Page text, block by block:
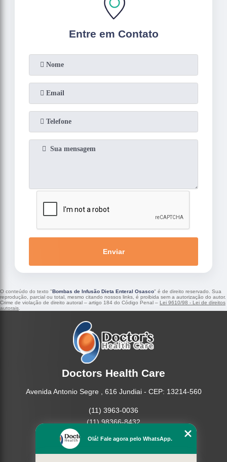
Entre em Contato
Enviar
O conteúdo do texto "Bombas de Infusão Dieta Enteral Osasco" é de direito reservado. Sua
reprodução, parcial ou total, mesmo citando nossos links, é proibida sem a autorização do autor.
Crime de violação de direito autoral – artigo 184 do Código Penal – Lei 9610/98 - Lei de direitos
autorais
Doctors Health Care
Avenida Antonio Segre , 616 Jundiai - CEP: 13214-560
(11) 3963-0036
(11) 98366-8432
Olá! Fale agora pelo WhatsApp.